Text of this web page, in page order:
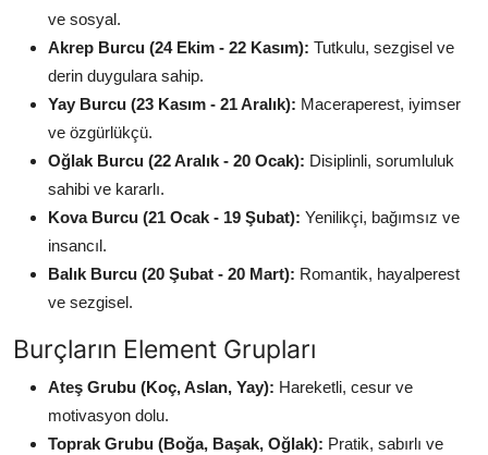
ve sosyal.
Akrep Burcu (24 Ekim - 22 Kasım): Tutkulu, sezgisel ve
derin duygulara sahip.
Yay Burcu (23 Kasım - 21 Aralık): Maceraperest, iyimser
ve özgürlükçü.
Oğlak Burcu (22 Aralık - 20 Ocak): Disiplinli, sorumluluk
sahibi ve kararlı.
Kova Burcu (21 Ocak - 19 Şubat): Yenilikçi, bağımsız ve
insancıl.
Balık Burcu (20 Şubat - 20 Mart): Romantik, hayalperest
ve sezgisel.
Burçların Element Grupları
Ateş Grubu (Koç, Aslan, Yay): Hareketli, cesur ve
motivasyon dolu.
Toprak Grubu (Boğa, Başak, Oğlak): Pratik, sabırlı ve